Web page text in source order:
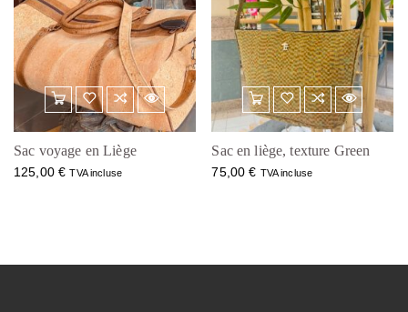
Sac voyage en Liège
125,00€ TVA incluse
Sac en liège, texture Green
75,00€ TVA incluse